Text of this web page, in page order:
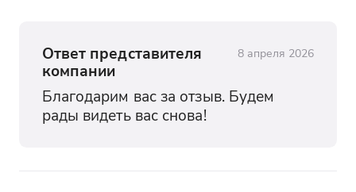
Ответ представителя
компании
8 апреля 2026
Благодарим вас за отзыв. Будем
рады видеть вас снова!